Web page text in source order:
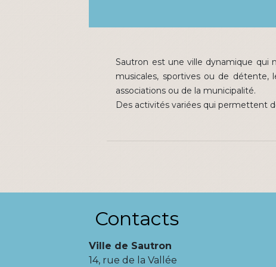
Sautron est une ville dynamique qui
musicales, sportives ou de détente,
associations ou de la municipalité.
Des activités variées qui permettent
Contacts
Ville de Sautron
14, rue de la Vallée